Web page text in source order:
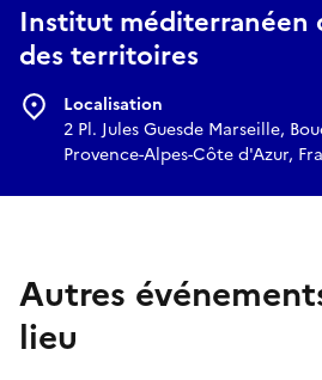
Institut méditerranéen
des territoires
Localisation
2 Pl. Jules Guesde Marseille,
Provence-Alpes-Côte d'Azur,
Autres
lieu